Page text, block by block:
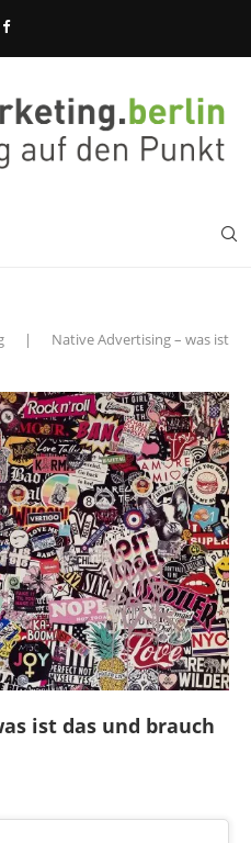
|
Native Advertising – was ist
ist das und brauch